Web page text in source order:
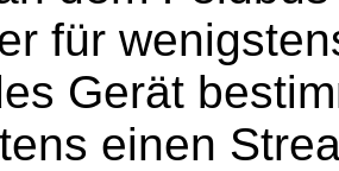
für
Gerät
einen